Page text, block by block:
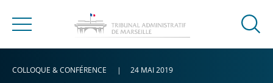
Menu
Ouvrir
COLLOQUE & CONFÉRENCE 24 MAI 2019